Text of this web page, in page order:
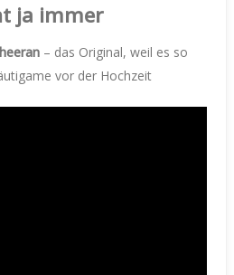
ja immer
– das Original, weil es so
vor der Hochzeit